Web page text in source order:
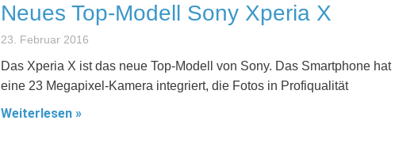
Neues Top-Modell Sony Xperia X
23. Februar 2016
Das Xperia X ist das neue Top-Modell von Sony. Das Smartphone hat
eine 23 Megapixel-Kamera integriert, die Fotos in Profiqualität
Weiterlesen »